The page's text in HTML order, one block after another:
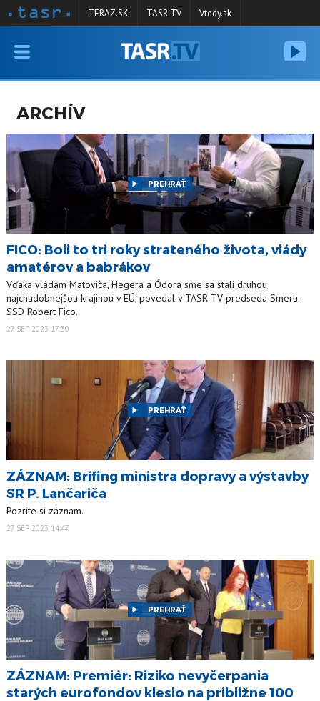
VYSIELANIE
SPRAVODAJSTVO
KONTAKT
ARCHÍV
TERAZ.SK TASR TV Vtedy.sk
ARCHÍV
PREHRAŤ
FICO: Boli to tri roky strateného života, vlády
amatérov a babrákov
Vďaka vládam Matoviča, Hegera a Ódora sme sa stali druhou
najchudobnejšou krajinou v EÚ, povedal v TASR TV predseda Smeru-
SSD Robert Fico.
27 SEP 2023 17:30
PREHRAŤ
ZÁZNAM: Brífing ministra dopravy a výstavby
SR P. Lančariča
Pozrite si záznam.
27 SEP 2023 14:47
PREHRAŤ
ZÁZNAM: Premiér: Riziko nevyčerpania
starých eurofondov kleslo na približne 100